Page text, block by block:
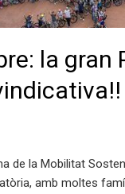
la
de la Mobilitat
amb moltes